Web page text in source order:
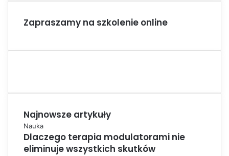
Zapraszamy na szkolenie online
Najnowsze artykuły
Nauka
Dlaczego terapia modulatorami nie
eliminuje wszystkich skutków